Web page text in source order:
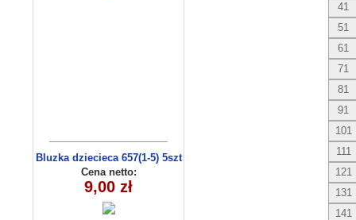
Bluzka dziecieca 657(1-5) 5szt
Cena netto:
9,00 zł
41
51
61
71
81
91
101
111
121
131
141